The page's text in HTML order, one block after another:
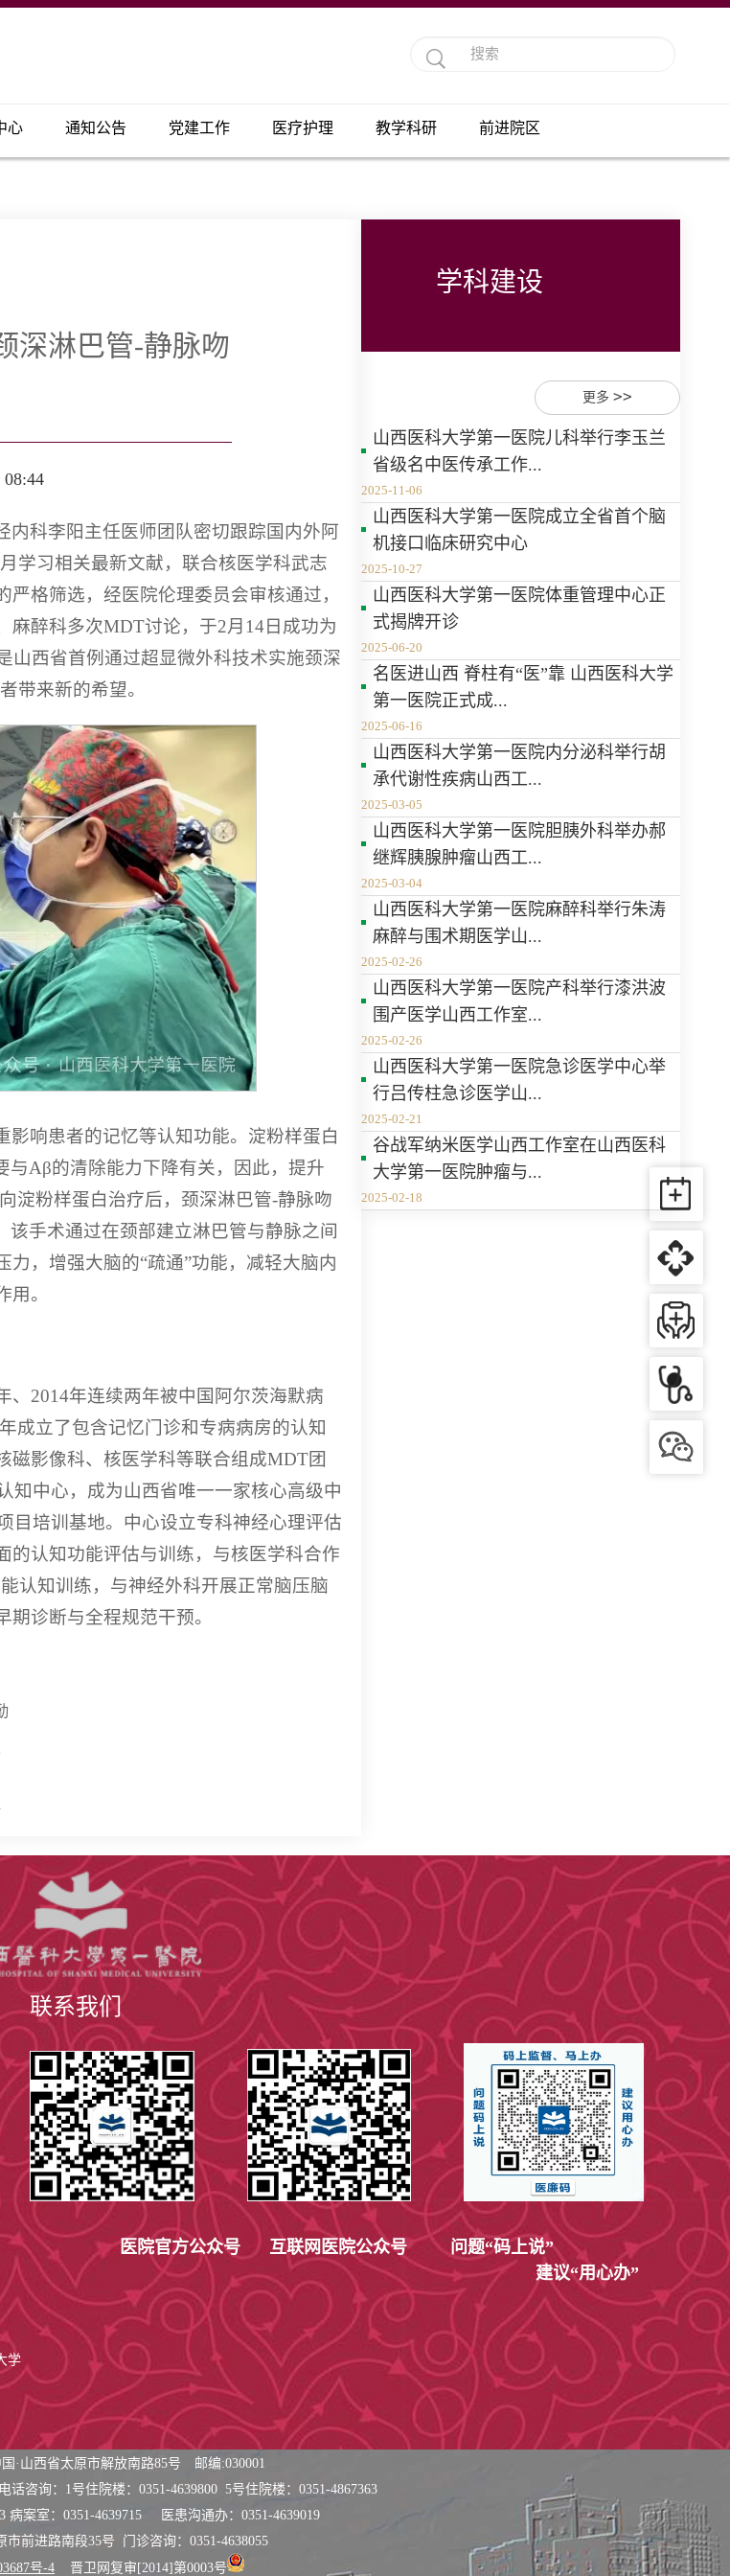
心 通知公告 党建工作 医疗护理 教学科研 前进院区
深淋巴管-静脉吻
内科李阳主任医师团队密切跟踪国内外阿
学习相关最新文献，联合核医学科武志
格筛选，经医院伦理委员会审核通过，
麻醉科多次MDT讨论，于2月14日成功为
山西省首例通过超显微外科技术实施颈深
带来新的希望。
响患者的记忆等认知功能。淀粉样蛋白
Aβ的清除能力下降有关，因此，提升
淀粉样蛋白治疗后，颈深淋巴管-静脉吻
手术通过在颈部建立淋巴管与静脉之间
，增强大脑的“疏通”功能，减轻大脑内
。
、2014年连续两年被中国阿尔茨海默病
成立了包含记忆门诊和专病病房的认知
磁影像科、核医学科等联合组成MDT团
知中心，成为山西省唯一一家核心高级中
目培训基地。中心设立专科神经心理评估
的认知功能评估与训练，与核医学科合作
认知训练，与神经外科开展正常脑压脑
诊断与全程规范干预。
学科建设
更多 >>
山西医科大学第一医院儿科举行李玉兰
省级名中医传承工作...
2025-11-06
山西医科大学第一医院成立全省首个脑
机接口临床研究中心
2025-10-27
山西医科大学第一医院体重管理中心正
式揭牌开诊
2025-06-20
名医进山西 脊柱有“医”靠 山西医科大学
第一医院正式成...
2025-06-16
山西医科大学第一医院内分泌科举行胡
承代谢性疾病山西工...
2025-03-05
山西医科大学第一医院胆胰外科举办郝
继辉胰腺肿瘤山西工...
2025-03-04
山西医科大学第一医院麻醉科举行朱涛
麻醉与围术期医学山...
2025-02-26
山西医科大学第一医院产科举行漆洪波
围产医学山西工作室...
2025-02-26
山西医科大学第一医院急诊医学中心举
行吕传柱急诊医学山...
2025-02-21
谷战军纳米医学山西工作室在山西医科
大学第一医院肿瘤与...
2025-02-18
联系我们
医院官方公众号 互联网医院公众号
问题“码上说”
建议“用心办”
学
国·山西省太原市解放南路85号 邮编:030001
电话咨询： 1号住院楼：0351-4639800 5号住院楼：0351-4867363
病案室：0351-4639715 医患沟通办：0351-4639019
市前进路南段35号 门诊咨询：0351-4638055
号-4 晋卫网复审[2014]第0003号